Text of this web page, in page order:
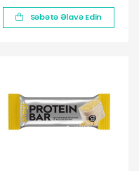
Səbətə Əlavə Edin